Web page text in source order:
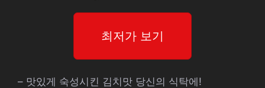
최저가 보기
– 맛있게 숙성시킨 김치맛 당신의 식탁에!